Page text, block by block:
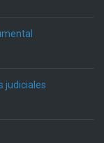
judiciales